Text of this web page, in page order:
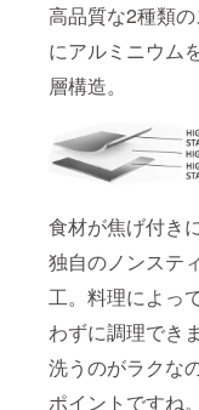
高品質な2種類
にアルミニウム
層構造。
食材が焦げ付き
独自のノンステ
工。料理によっ
わずに調理できま
洗うのがラクな
ポイントですね。